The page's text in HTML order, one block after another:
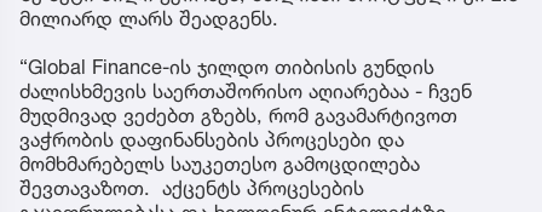
მილიარდ ლარს შეადგენს.
“Global Finance-ის ჯილდო თიბისის გუნდის
ძალისხმევის საერთაშორისო აღიარებაა - ჩვენ
მუდმივად ვეძებთ გზებს, რომ გავამარტივოთ
ვაჭრობის დაფინანსების პროცესები და
მომხმარებელს საუკეთესო გამოცდილება
შევთავაზოთ. აქცენტს პროცესების